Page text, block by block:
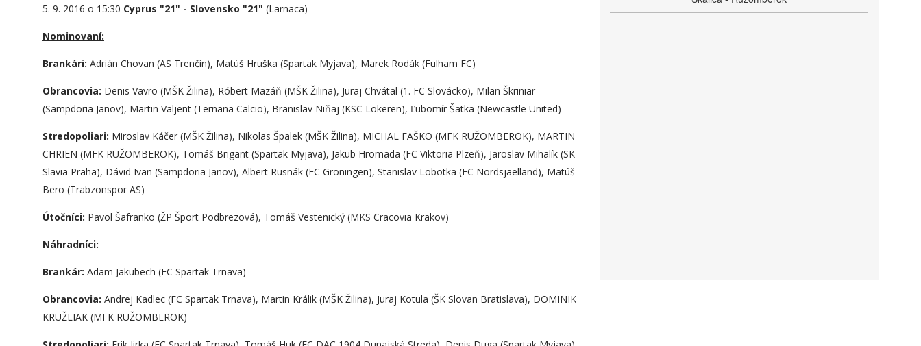
5. 9. 2016 o 15:30 Cyprus "21" - Slovensko "21" (Larnaca)
Nominovaní:
Brankári: Adrián Chovan (AS Trenčín), Matúš Hruška (Spartak Myjava), Marek Rodák (Fulham FC)
Obrancovia: Denis Vavro (MŠK Žilina), Róbert Mazáň (MŠK Žilina), Juraj Chvátal (1. FC Slovácko), Milan Škriniar
(Sampdoria Janov), Martin Valjent (Ternana Calcio), Branislav Niňaj (KSC Lokeren), Ľubomír Šatka (Newcastle United)
Stredopoliari: Miroslav Káčer (MŠK Žilina), Nikolas Špalek (MŠK Žilina), MICHAL FAŠKO (MFK RUŽOMBEROK), MARTIN
CHRIEN (MFK RUŽOMBEROK), Tomáš Brigant (Spartak Myjava), Jakub Hromada (FC Viktoria Plzeň), Jaroslav Mihalík (SK
Slavia Praha), Dávid Ivan (Sampdoria Janov), Albert Rusnák (FC Groningen), Stanislav Lobotka (FC Nordsjaelland), Matúš
Bero (Trabzonspor AS)
Útočníci: Pavol Šafranko (ŽP Šport Podbrezová), Tomáš Vestenický (MKS Cracovia Krakov)
Náhradníci:
Brankár: Adam Jakubech (FC Spartak Trnava)
Obrancovia: Andrej Kadlec (FC Spartak Trnava), Martin Králik (MŠK Žilina), Juraj Kotula (ŠK Slovan Bratislava), DOMINIK
KRUŽLIAK (MFK RUŽOMBEROK)